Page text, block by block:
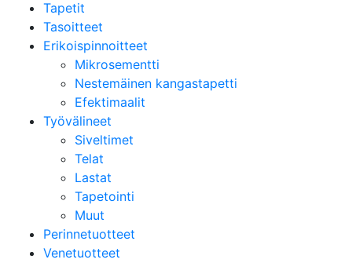
Tapetit
Tasoitteet
Erikoispinnoitteet
Mikrosementti
Nestemäinen kangastapetti
Efektimaalit
Työvälineet
Siveltimet
Telat
Lastat
Tapetointi
Muut
Perinnetuotteet
Venetuotteet